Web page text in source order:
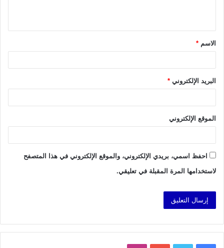
ق
*الاسم *
البريد الإلكتروني *
الموقع الإلكتروني
احفظ اسمي، بريدي الإلكتروني، والموقع الإلكتروني في هذا المتصفح
لاستخدامها المرة المقبلة في تعليقي.